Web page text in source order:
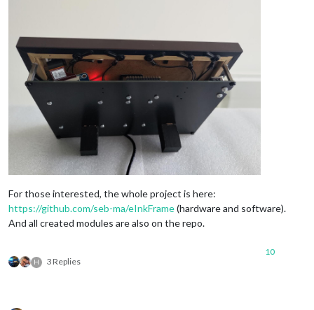
For those interested, the whole project is here:
https://github.com/seb-ma/eInkFrame(hardware and software).
And all created modules are also on the repo.
H 3 Replies
10